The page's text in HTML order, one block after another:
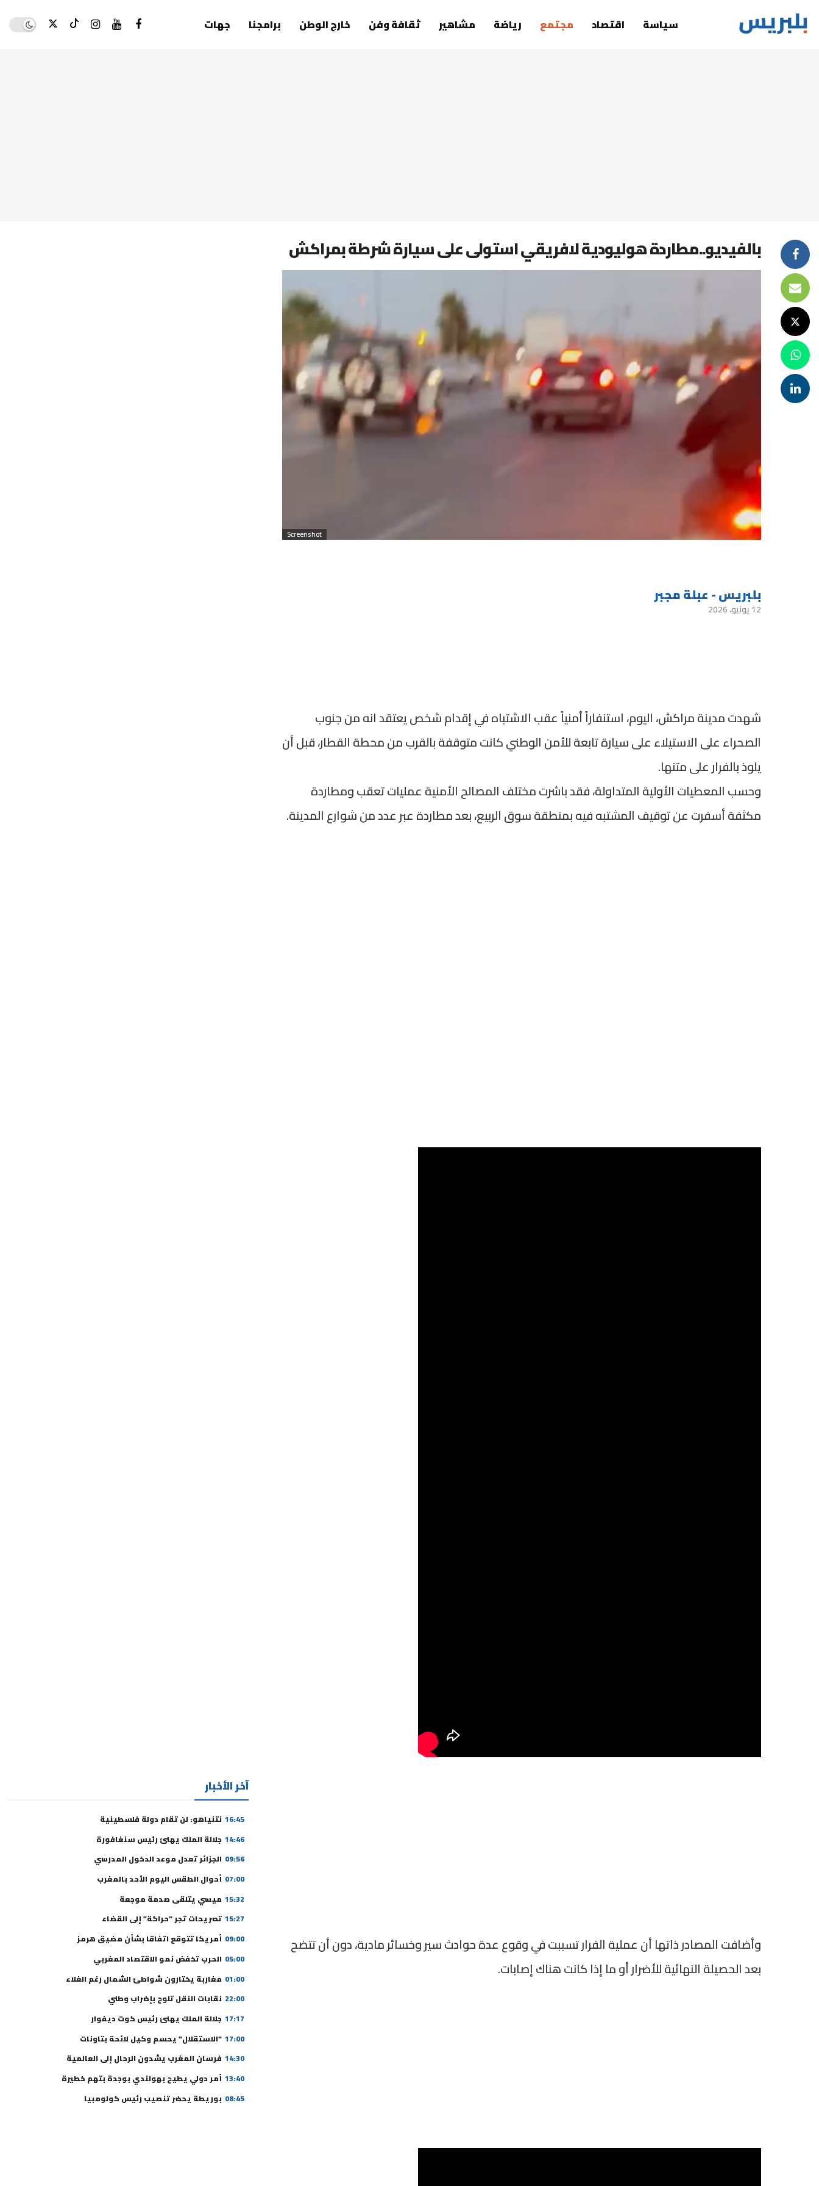
سياسة اقتصاد مجتمع رياضة مشاهير ثقافة وفن خارج الوطن برامجنا جهات mode
بالفيديو..مطاردة هوليودية لافريقي استولى على سيارة شرطة بمراكش
Screenshot
بلبريس - عبلة مجبر
12 يونيو، 2026
شهدت مدينة مراكش، اليوم، استنفاراً أمنياً عقب الاشتباه في إقدام شخص يعتقد انه من جنوب
الصحراء على الاستيلاء على سيارة تابعة للأمن الوطني كانت متوقفة بالقرب من محطة القطار، قبل أن
يلوذ بالفرار على متنها.
وحسب المعطيات الأولية المتداولة، فقد باشرت مختلف المصالح الأمنية عمليات تعقب ومطاردة
مكثفة أسفرت عن توقيف المشتبه فيه بمنطقة سوق الربيع، بعد مطاردة عبر عدد من شوارع المدينة.
وأضافت المصادر ذاتها أن عملية الفرار تسببت في وقوع عدة حوادث سير وخسائر مادية، دون أن تتضح
بعد الحصيلة النهائية للأضرار أو ما إذا كانت هناك إصابات.
آخر الأخبار
16:45 نتنياهو: لن تقام دولة فلسطينية
14:46 جلالة الملك يهنئ رئيس سنغافورة
09:56 الجزائر تعدل موعد الدخول المدرسي
07:00 أحوال الطقس اليوم الأحد بالمغرب
15:32 ميسي يتلقى صدمة موجعة
15:27 تصريحات تجر “حراكة” إلى القضاء
09:00 أمريكا تتوقع اتفاقا بشأن مضيق هرمز
05:00 الحرب تخفض نمو الاقتصاد المغربي
01:00 مغاربة يختارون شواطئ الشمال رغم الغلاء
22:00 نقابات النقل تلوح بإضراب وطني
17:17 جلالة الملك يهنئ رئيس كوت ديفوار
17:00 “الاستقلال” يحسم وكيل لائحة بتاونات
14:30 فرسان المغرب يشدون الرحال إلى العالمية
13:40 أمر دولي يطيح بهولندي بوجدة بتهم خطيرة
08:45 بوريطة يحضر تنصيب رئيس كولومبيا